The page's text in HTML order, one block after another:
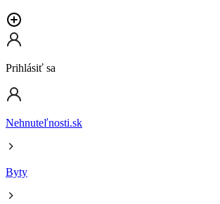
Prihlásiť sa
Nehnuteľnosti.sk
Byty